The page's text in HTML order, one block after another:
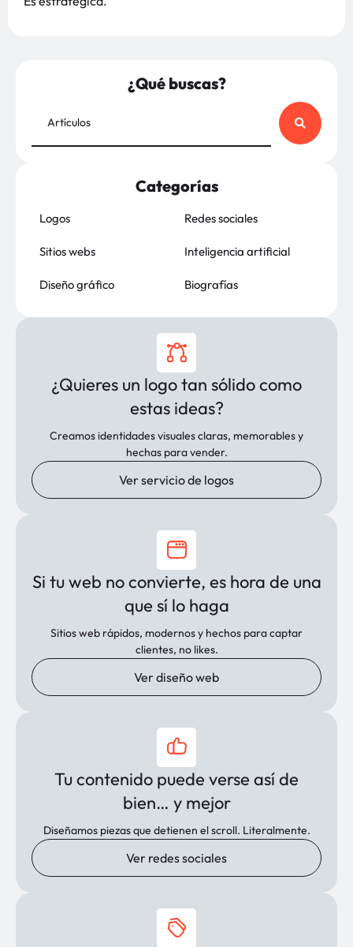
¿Qué buscas?
Categorías
Logos
Sitios webs
Diseño gráfico
Redes sociales
Inteligencia artificial
Biografías
¿Quieres un logo tan sólido como
estas ideas?
Creamos identidades visuales claras, memorables y
hechas para vender.
Ver servicio de logos
Si tu web no convierte, es hora de una
que sí lo haga
Sitios web rápidos, modernos y hechos para captar
clientes, no likes.
Ver diseño web
Tu contenido puede verse así de
bien… y mejor
Diseñamos piezas que detienen el scroll. Literalmente.
Ver redes sociales